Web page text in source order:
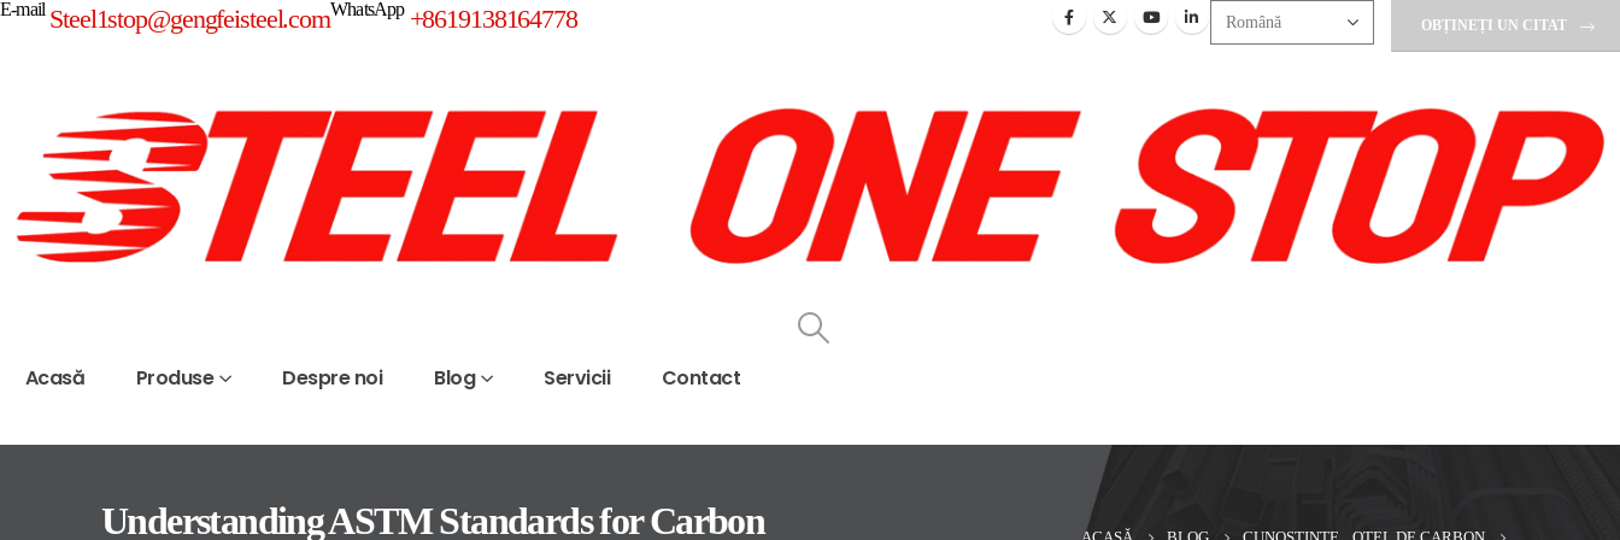
E-mail Steel1stop@gengfeisteel.comWhatsApp +8619138164778 OBȚINEȚI UN CITAT
Acasă Produse Despre noi Blog Servicii Contact
Understanding ASTM Standards for Carbon